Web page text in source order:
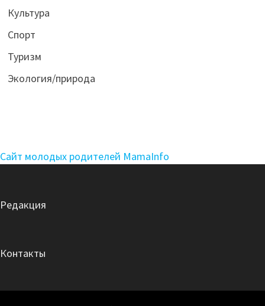
Культура
Спорт
Туризм
Экология/природа
Сайт молодых родителей MamaInfo
Редакция
Контакты